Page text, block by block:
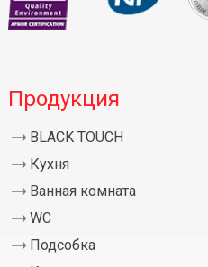
Продукция
BLACK TOUCH
Кухня
Ванная комната
WC
Подсобка